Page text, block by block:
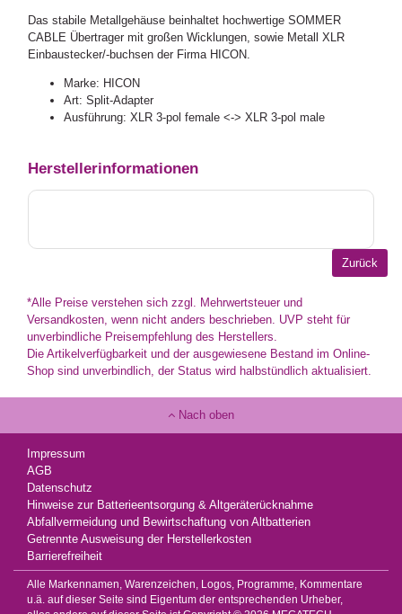
Das stabile Metallgehäuse beinhaltet hochwertige SOMMER
CABLE Übertrager mit großen Wicklungen, sowie Metall XLR
Einbaustecker/-buchsen der Firma HICON.
Marke: HICON
Art: Split-Adapter
Ausführung: XLR 3-pol female <-> XLR 3-pol male
Herstellerinformationen
*Alle Preise verstehen sich zzgl. Mehrwertsteuer und
Versandkosten, wenn nicht anders beschrieben. UVP steht für
unverbindliche Preisempfehlung des Herstellers.
Die Artikelverfügbarkeit und der ausgewiesene Bestand im Online-
Shop sind unverbindlich, der Status wird halbstündlich aktualisiert.
Nach oben
Impressum
AGB
Datenschutz
Hinweise zur Batterieentsorgung & Altgeräterücknahme
Abfallvermeidung und Bewirtschaftung von Altbatterien
Getrennte Ausweisung der Herstellerkosten
Barrierefreiheit
Alle Markennamen, Warenzeichen, Logos, Programme, Kommentare
u.ä. auf dieser Seite sind Eigentum der entsprechenden Urheber,